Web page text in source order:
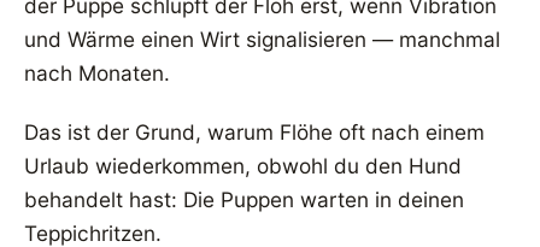
der Puppe schlüpft der Floh erst, wenn Vibration
und Wärme einen Wirt signalisieren — manchmal
nach Monaten.
Das ist der Grund, warum Flöhe oft nach einem
Urlaub wiederkommen, obwohl du den Hund
behandelt hast: Die Puppen warten in deinen
Teppichritzen.